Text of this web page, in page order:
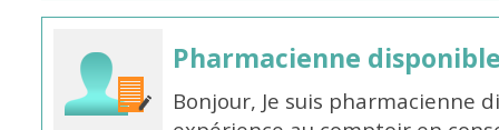
Pharmacienne
Bonjour, Je suis pharmacienne